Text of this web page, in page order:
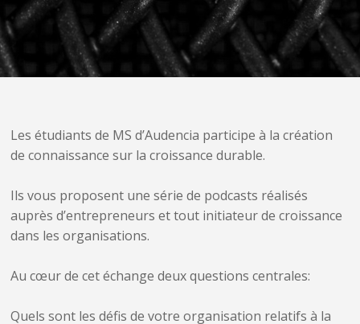
Les étudiants de MS d’Audencia participe à la création
de connaissance sur la croissance durable.
Ils vous proposent une série de podcasts réalisés
auprès d’entrepreneurs et tout initiateur de croissance
dans les organisations.
Au cœur de cet échange deux questions centrales:
Quels sont les défis de votre organisation relatifs à la